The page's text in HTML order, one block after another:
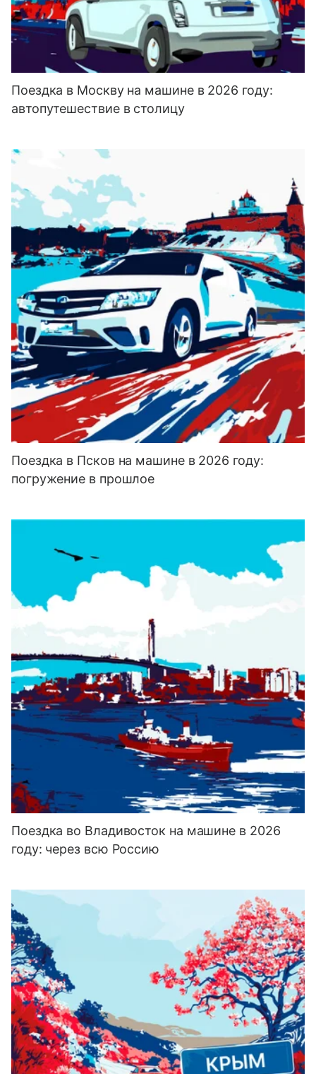
Поездка в Москву на машине в 2026 году:
автопутешествие в столицу
Поездка в Псков на машине в 2026 году:
погружение в прошлое
Поездка во Владивосток на машине в 2026
году: через всю Россию